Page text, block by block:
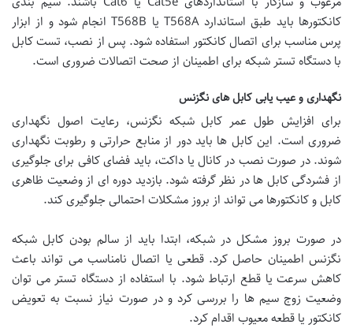
کانکتورها باید طبق استاندارد T568A یا T568B انجام شود و از ابزار
پرس مناسب برای اتصال کانکتور استفاده شود. پس از نصب، تست کابل
با دستگاه تستر شبکه برای اطمینان از صحت اتصالات ضروری است.
نگهداری و عیب یابی کابل های نگزنس
برای افزایش طول عمر کابل شبکه نگزنس، رعایت اصول نگهداری
ضروری است. این کابل ها باید دور از منابع حرارتی و رطوبت نگهداری
شوند. در صورت نصب در کانال یا داکت، باید فضای کافی برای جلوگیری
از فشردگی کابل ها در نظر گرفته شود. بازدید دوره ای از وضعیت ظاهری
کابل و کانکتورها می تواند از بروز مشکلات احتمالی جلوگیری کند.
در صورت بروز مشکل در شبکه، ابتدا باید از سالم بودن کابل شبکه
نگزنس اطمینان حاصل کرد. قطعی یا اتصال نامناسب می تواند باعث
کاهش سرعت یا قطع ارتباط شود. با استفاده از دستگاه تستر می توان
وضعیت زوج سیم ها را بررسی کرد و در صورت نیاز نسبت به تعویض
کانکتور یا قطعه معیوب اقدام کرد.